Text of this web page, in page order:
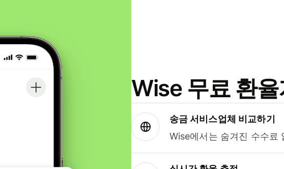
Wise 무료 환
송금 서비스업체 비교하기
Wise에서는 숨겨진 수수료